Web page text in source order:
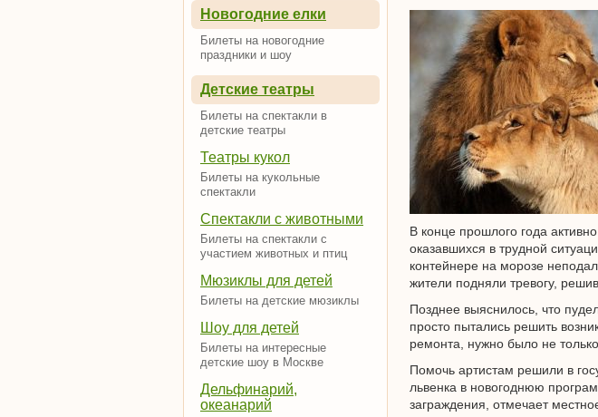
Новогодние елки
Билеты на новогодние
праздники и шоу
Детские театры
Билеты на спектакли в
детские театры
Театры кукол
Билеты на кукольные
спектакли
Спектакли с животными
Билеты на спектакли с
участием животных и птиц
Мюзиклы для детей
Билеты на детские мюзиклы
Шоу для детей
Билеты на интересные
детские шоу в Москве
Дельфинарий,
океанарий
В конце прошлого года
оказавшихся в трудной
контейнере на морозе
жители подняли тревогу,
Позднее выяснилось, что
просто пытались решить
ремонта, нужно было не
Помочь артистам решили в
львенка в новогоднюю
заграждения, отмечает